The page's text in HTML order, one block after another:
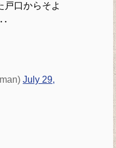
戸口からそよ
July 29,